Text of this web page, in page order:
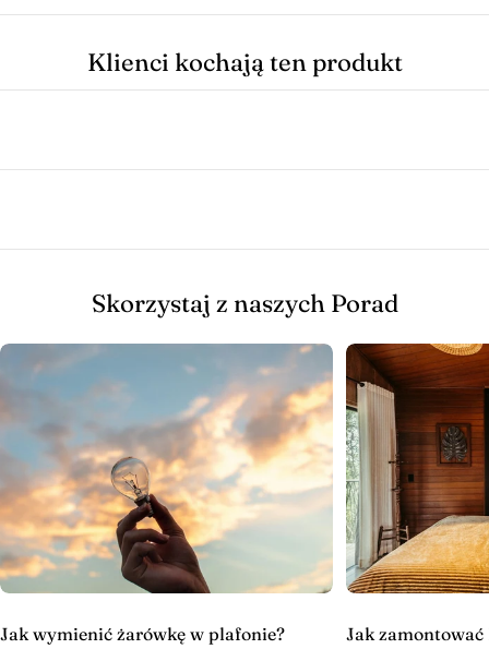
Klienci kochają ten produkt
Skorzystaj z naszych Porad
Jak wymienić żarówkę w plafonie?
Jak